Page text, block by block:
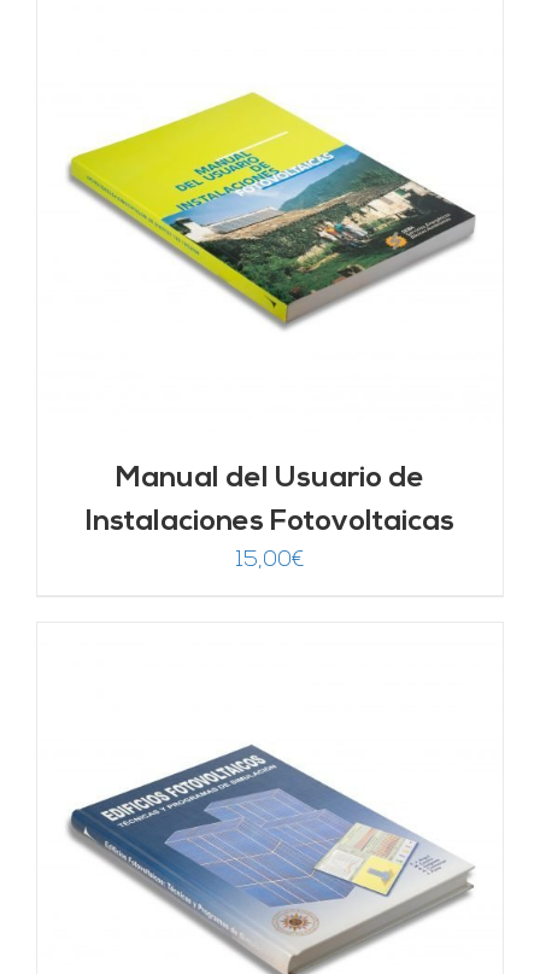
Manual del Usuario de
Instalaciones Fotovoltaicas
15,00€